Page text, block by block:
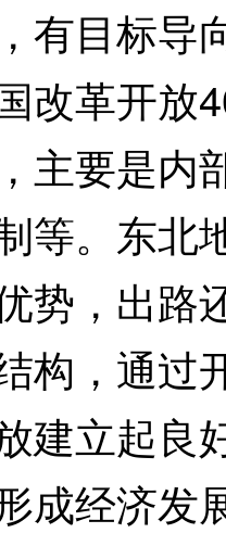
有目标导
改革开放
主要是内
等。东北
势，出路
构，通过
建立起良
成经济发